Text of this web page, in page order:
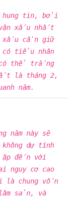
hung tin, bởi
vận xấu nhất
xấu cần giữ
có tiểu nhân
thể trắng
là tháng 2,
năm.
năm này sẽ
dự tính
ập đến với
nguy cơ cao
là chung vốn
sản, và